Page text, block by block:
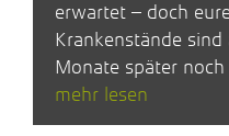
erwartet – doch
Krankenstände sind
Monate später
mehr lesen